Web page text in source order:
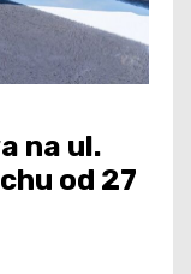
na ul.
od 27